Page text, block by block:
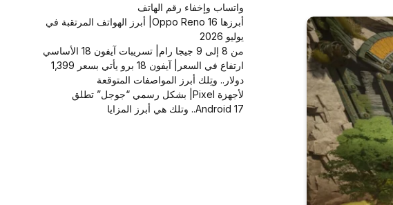
واتساب وإخفاء رقم الهاتف
أبرزها Oppo Reno 16| أبرز الهواتف المرتقبة في
يوليو 2026
من 8 إلى 9 جيجا رام| تسريبات آيفون 18 الأساسي
ارتفاع في السعر| آيفون 18 برو يأتي بسعر 1,399
دولار.. وتِلك أبرز المواصفات المتوقعة
لأجهزة Pixel| بشكل رسمي “جوجل” تطلق
Android 17.. وتلك هي أبرز المزايا